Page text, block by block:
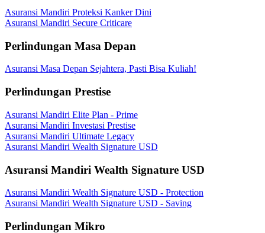
Asuransi Mandiri Proteksi Kanker Dini
Asuransi Mandiri Secure Criticare
Perlindungan Masa Depan
Asuransi Masa Depan Sejahtera, Pasti Bisa Kuliah!
Perlindungan Prestise
Asuransi Mandiri Elite Plan - Prime
Asuransi Mandiri Investasi Prestise
Asuransi Mandiri Ultimate Legacy
Asuransi Mandiri Wealth Signature USD
Asuransi Mandiri Wealth Signature USD
Asuransi Mandiri Wealth Signature USD - Protection
Asuransi Mandiri Wealth Signature USD - Saving
Perlindungan Mikro